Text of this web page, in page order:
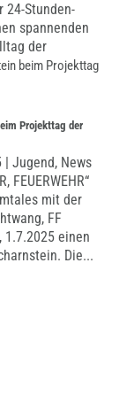
24-Stunden-
spannenden
der
Projekttag der
| Jugend, News
FEUERWEHR“
mit der
FF
1.7.2025 einen
Die...